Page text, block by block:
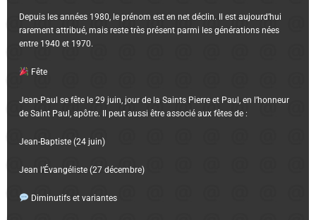
Depuis les années 1980, le prénom est en net déclin. Il est aujourd’hui
rarement attribué, mais reste très présent parmi les générations nées
entre 1940 et 1970.
Fête
Jean-Paul se fête le 29 juin, jour de la Saints Pierre et Paul, en l’honneur
de Saint Paul, apôtre. Il peut aussi être associé aux fêtes de :
Jean-Baptiste (24 juin)
Jean l’Évangéliste (27 décembre)
Diminutifs et variantes